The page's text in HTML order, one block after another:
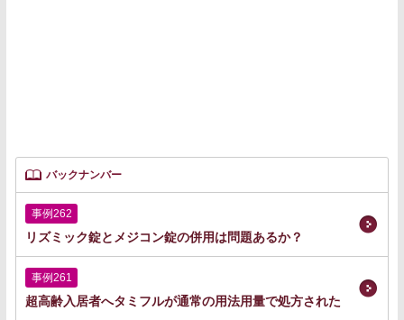
バックナンバー
事例262
リズミック錠とメジコン錠の併用は問題あるか？
事例261
超高齢入居者へタミフルが通常の用法用量で処方された